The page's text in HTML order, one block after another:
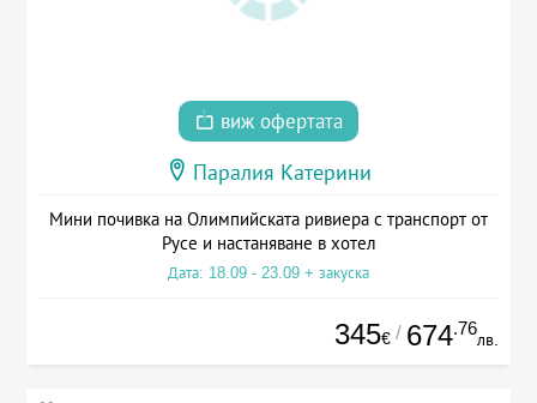
виж офертата
Паралия Катерини
Мини почивка на Олимпийската ривиера с транспорт от
Русе и настаняване в хотел
Дата: 18.09 - 23.09 + закуска
345€ / 674.76
лв.